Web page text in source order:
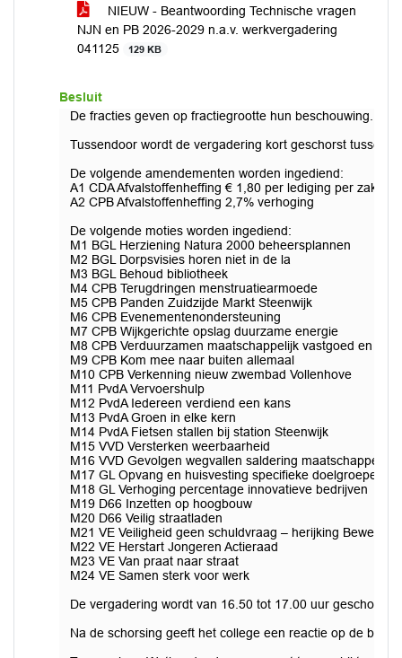
NIEUW - Beantwoording Technische vragen
NJN en PB 2026-2029 n.a.v. werkvergadering
041125
129 KB
Besluit
De fracties geven op fractiegrootte hun beschouwing.
Tussendoor wordt de vergadering kort geschorst tussen
De volgende amendementen worden ingediend:
A1 CDA Afvalstoffenheffing € 1,80 per lediging per zak
A2 CPB Afvalstoffenheffing 2,7% verhoging
De volgende moties worden ingediend:
M1 BGL Herziening Natura 2000 beheersplannen
M2 BGL Dorpsvisies horen niet in de la
M3 BGL Behoud bibliotheek
M4 CPB Terugdringen menstruatiearmoede
M5 CPB Panden Zuidzijde Markt Steenwijk
M6 CPB Evenementenondersteuning
M7 CPB Wijkgerichte opslag duurzame energie
M8 CPB Verduurzamen maatschappelijk vastgoed en
M9 CPB Kom mee naar buiten allemaal
M10 CPB Verkenning nieuw zwembad Vollenhove
M11 PvdA Vervoershulp
M12 PvdA Iedereen verdiend een kans
M13 PvdA Groen in elke kern
M14 PvdA Fietsen stallen bij station Steenwijk
M15 VVD Versterken weerbaarheid
M16 VVD Gevolgen wegvallen saldering maatschappelijk
M17 GL Opvang en huisvesting specifieke doelgroepen
M18 GL Verhoging percentage innovatieve bedrijven
M19 D66 Inzetten op hoogbouw
M20 D66 Veilig straatladen
M21 VE Veiligheid geen schuldvraag – herijking Beweging
M22 VE Herstart Jongeren Actieraad
M23 VE Van praat naar straat
M24 VE Samen sterk voor werk
De vergadering wordt van 16.50 tot 17.00 uur geschorst.
Na de schorsing geeft het college een reactie op de